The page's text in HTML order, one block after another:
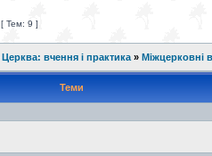
[ Тем: 9 ]
Церква: вчення і практика » Міжцерковні
Теми